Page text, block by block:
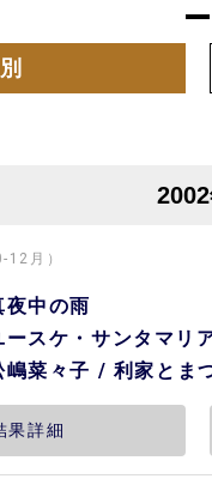
12月）
夜中の雨
ースケ・サンタマリ
嶋菜々子 / 利家とま
果詳細